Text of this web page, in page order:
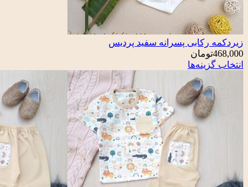
زیردکمه رکابی پسرانه سفید پردیس
468,000تومان
انتخاب گزینه‌ها